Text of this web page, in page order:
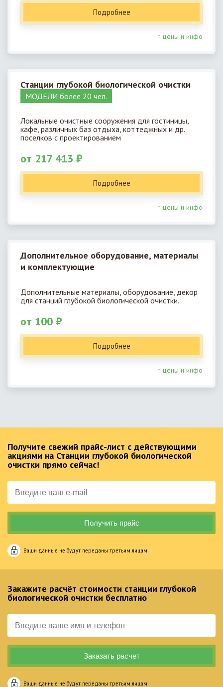
Подробнее
↑ цены и инфо
Станции глубокой биологической очистки
МОДЕЛИ более 20 чел.
Локальные очистные сооружения для гостиницы,
кафе, различных баз отдыха, коттеджных и др.
поселков с проектированием
от 217 413 ₽
Подробнее
↑ цены и инфо
Дополнительное оборудование, материалы
и комплектующие
Дополнительные материалы, оборудование, декор
для станций глубокой биологической очистки.
от 100 ₽
Подробнее
↑ цены и инфо
Получите свежий прайс-лист с действующими
акциями на Станции глубокой биологической
очистки прямо сейчас!
Ваши данные не будут переданы третьим лицам
Закажите расчёт стоимости станции глубокой
биологической очистки бесплатно
Ваши данные не будут переданы третьим лицам